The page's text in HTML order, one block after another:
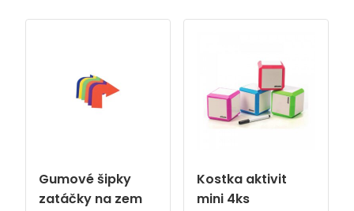
Gumové šipky
zatáčky na zem
Kostka aktivit
mini 4ks